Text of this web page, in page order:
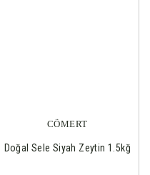
CÖMERT
Doğal Sele Siyah Zeytin 1.5kğ